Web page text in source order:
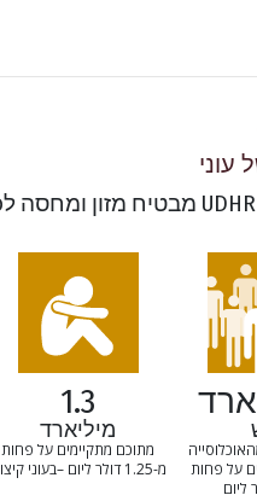
עוני
על פחות
1.3
מיליארד
מתוכם מתקיימים על פחות
מ-1.25 דולר ליום –בעוני קיצוני